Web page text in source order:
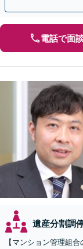
電話で面
遺産分割調
【マンション管理組